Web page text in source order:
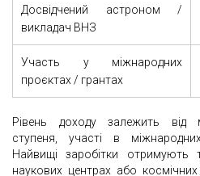
Досвідчений астроном /
викладач ВНЗ
Участь у міжнародних
проєктах / грантах
Рівень доходу залежить від
ступеня, участі в
Найвищі заробітки
наукових центрах або космічних